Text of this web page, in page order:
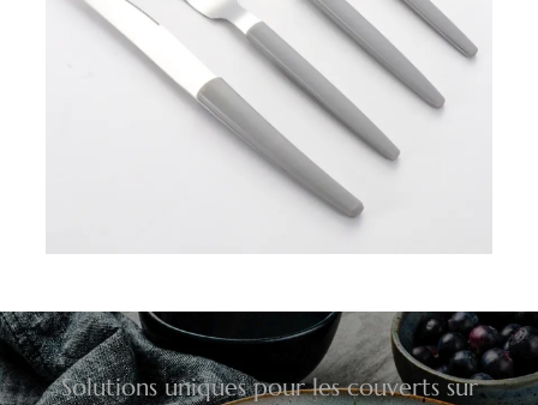
Solutions uniques pour les couverts sur